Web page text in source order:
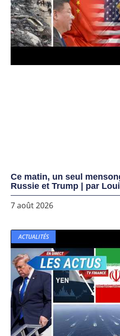
Ce matin, un seul
Russie et Trump | par
7 août 2026
ACTUALITÉS